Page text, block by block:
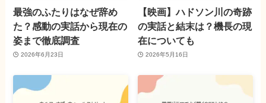
最強のふたりはなぜ辞め
た？感動の実話から現在の
姿まで徹底調査
2026年6月23日
【映画】ハドソン川の奇跡
の実話と結末は？機長の現
在についても
2026年5月16日